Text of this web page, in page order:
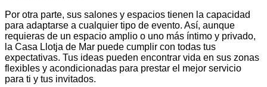
Por otra parte, sus salones y espacios tienen la capacidad
para adaptarse a cualquier tipo de evento. Así, aunque
requieras de un espacio amplio o uno más íntimo y privado,
la Casa Llotja de Mar puede cumplir con todas tus
expectativas. Tus ideas pueden encontrar vida en sus zonas
flexibles y acondicionadas para prestar el mejor servicio
para ti y tus invitados.